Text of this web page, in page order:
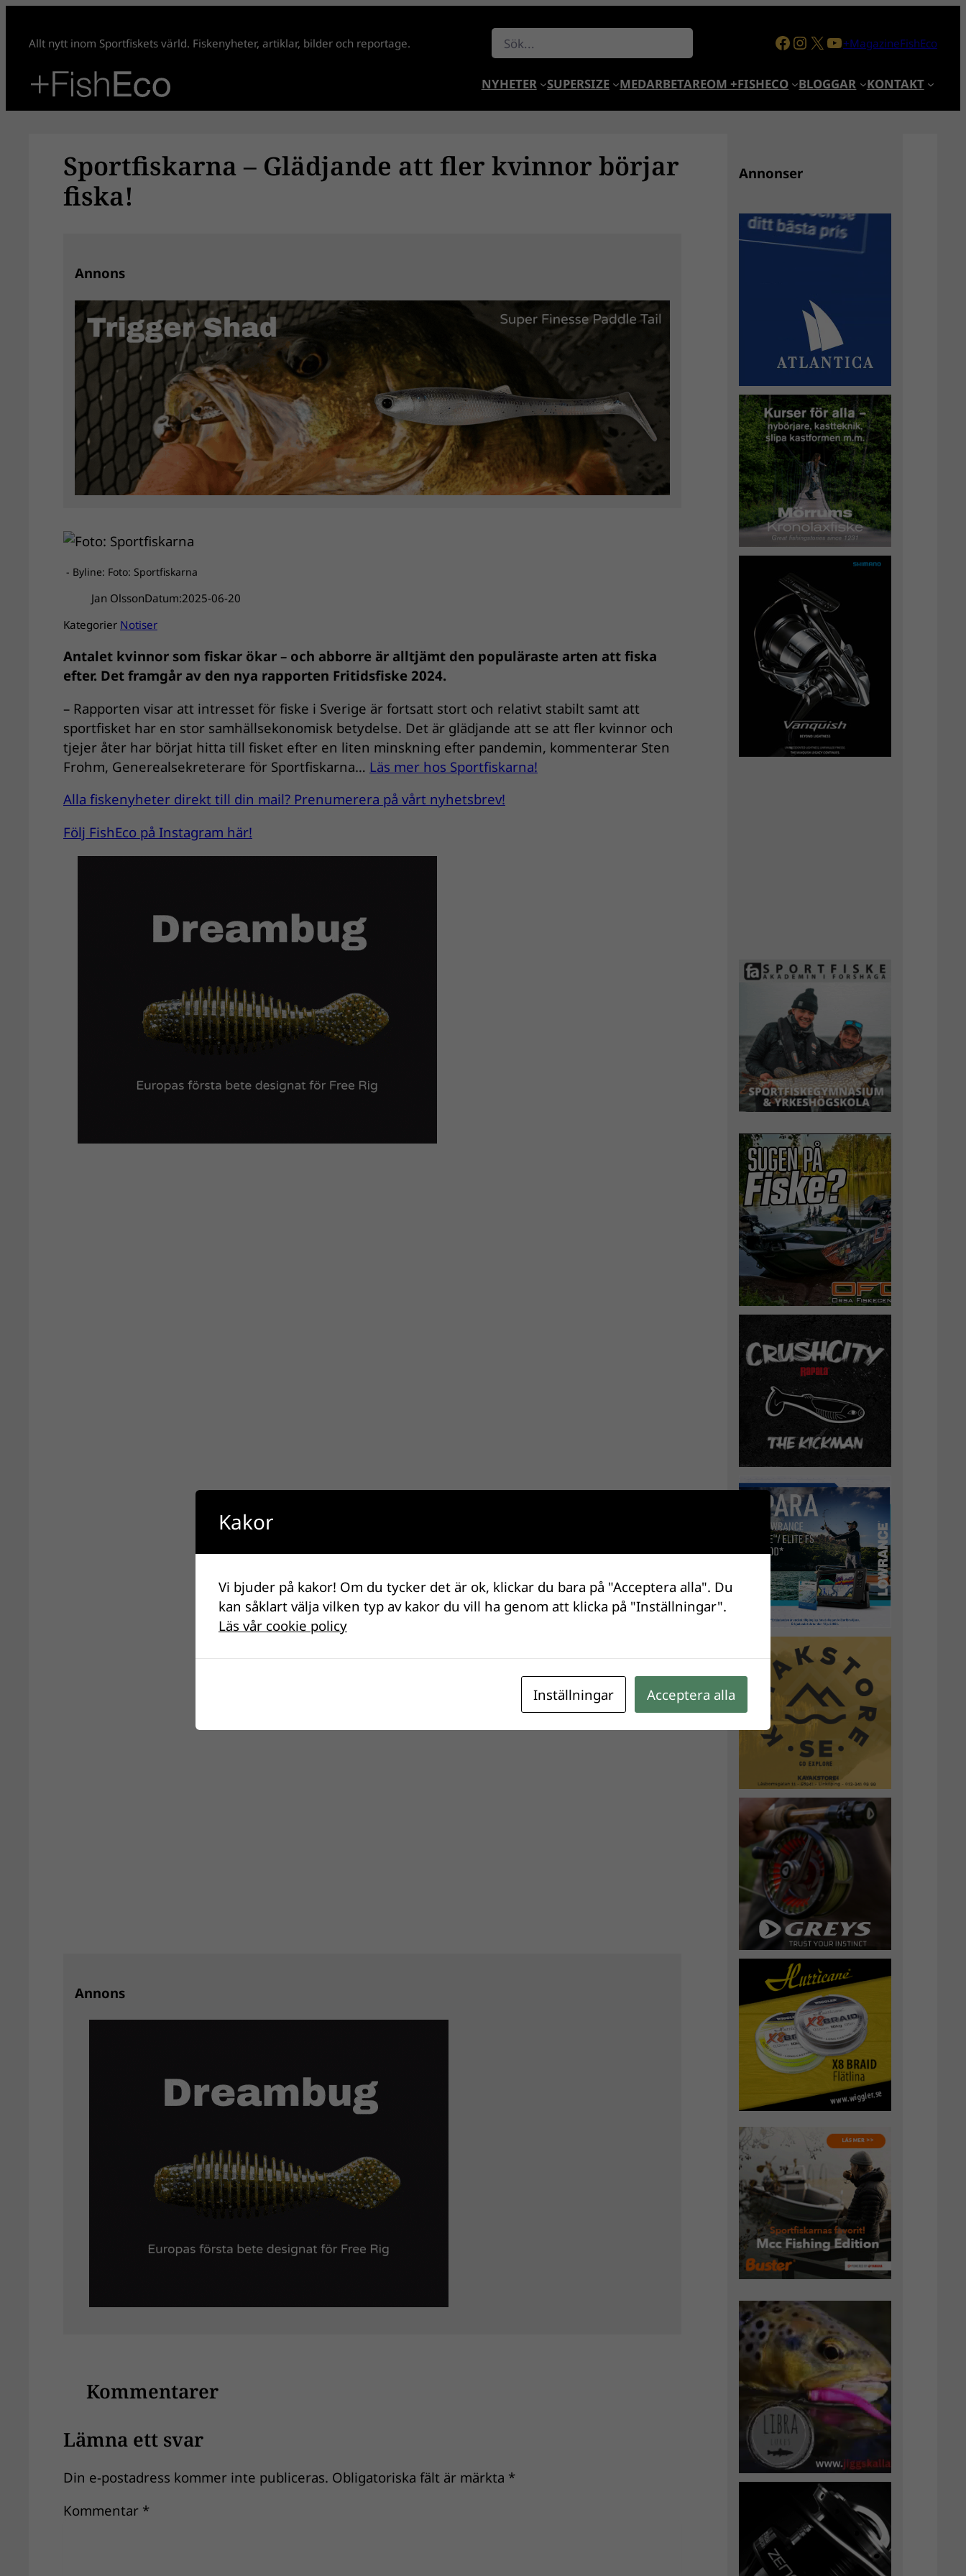
innehåll
Allt nytt inom Sportfiskets värld. Fiskenyheter, artiklar, bilder och reportage. Sök Facebook
Instagram
X YouTube
+MagazineFishEco
NYHETER SUPERSIZE MEDARBETAREOM +FISHECO BLOGGAR KONTAKT
Sportfiskarna – Glädjande att fler kvinnor börjar
fiska!
Annons
- Byline: Foto: Sportfiskarna
Jan OlssonDatum:2025-06-20
Kategorier Notiser
Antalet kvinnor som fiskar ökar – och abborre är alltjämt den populäraste arten att fiska
efter. Det framgår av den nya rapporten Fritidsfiske 2024.
– Rapporten visar att intresset för fiske i Sverige är fortsatt stort och relativt stabilt samt att
sportfisket har en stor samhällsekonomisk betydelse. Det är glädjande att se att fler kvinnor och
tjejer åter har börjat hitta till fisket efter en liten minskning efter pandemin, kommenterar Sten
Frohm, Generealsekreterare för Sportfiskarna… Läs mer hos Sportfiskarna!
Alla fiskenyheter direkt till din mail? Prenumerera på vårt nyhetsbrev!
Följ FishEco på Instagram här!
Annons
Kommentarer
Lämna ett svar
Din e-postadress kommer inte publiceras. Obligatoriska fält är märkta *
Kommentar *
Annonser
Kakor
Vi bjuder på kakor! Om du tycker det är ok, klickar du bara på "Acceptera alla". Du
kan såklart välja vilken typ av kakor du vill ha genom att klicka på "Inställningar".
Läs vår cookie policy
Inställningar Acceptera alla